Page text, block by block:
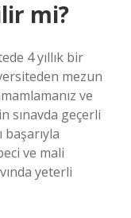
mi?
4 yıllık bir
mezun
ve
sınavda geçerli
başarıyla
ve mali
yeterli